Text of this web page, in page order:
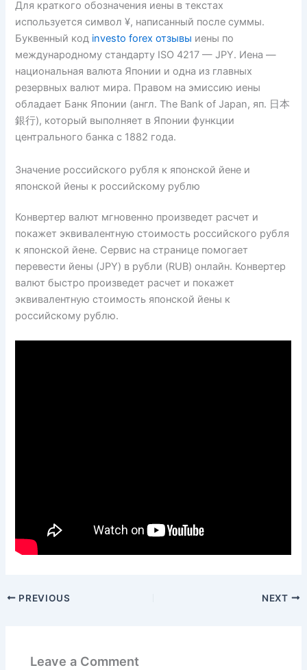
Для краткого обозначения иены в текстах
используется символ ¥, написанный после суммы.
Буквенный код investo forex отзывы иены по
международному стандарту ISO 4217 — JPY. Иена —
национальная валюта Японии и одна из главных
резервных валют мира. Правом на эмиссию иены
обладает Банк Японии (англ. The Bank of Japan, яп. 日本
銀行), который выполняет в Японии функции
центрального банка с 1882 года.
Значение российского рубля к японской йене и
японской йены к российскому рублю
Конвертер валют мгновенно произведет расчет и
покажет эквивалентную стоимость российского рубля
к японской йене. Сервис на странице помогает
перевести йены (JPY) в рубли (RUB) онлайн. Конвертер
валют быстро произведет расчет и покажет
эквивалентную стоимость японской йены к
российскому рублю.
PREVIOUS NEXT
Leave a Comment